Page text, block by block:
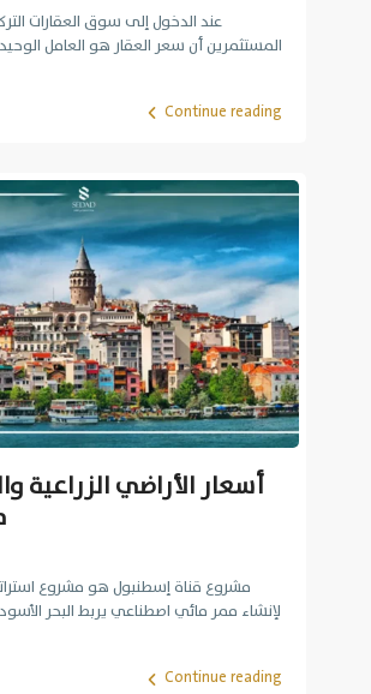
عند الدخول إلى سوق العقارات
المستثمرين أن سعر العقار هو العامل
Continue reading
أسعار الأراضي الزراعية
مشروع قناة إسطنبول هو مشروع
لإنشاء ممر مائي اصطناعي يربط البحر
Continue reading